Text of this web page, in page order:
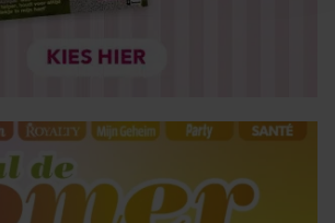
te analyseren. Ook delen we
media, adverteren en analyse. Deze
van uw gebruik van hun services. U
onze cookies als u onze website blijft